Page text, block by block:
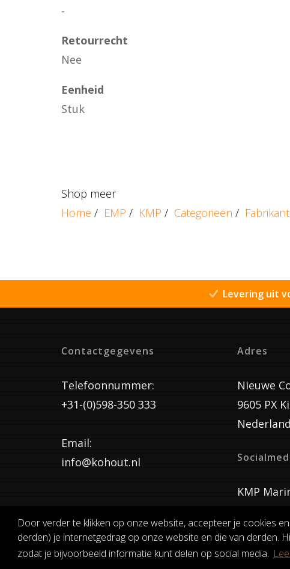
Door verder te klikken op onze website, accepteer je cookies
derden) je internetgedrag op onze website en die van derden.
zodat je bijvoorbeeld informatie kunt delen op social media.
-
Retourrecht
Nee
Eenheid
Stuk
Shop meer
Home / EMP / KMP / Categorieën /
Levering uit
Contactgegevens
Telefoonnummer:
+31-(0)598-350 333
Email:
info@kohout.nl
Adres
Nieuwe
9605 PX
Nederland
KMP
ALGEMENE